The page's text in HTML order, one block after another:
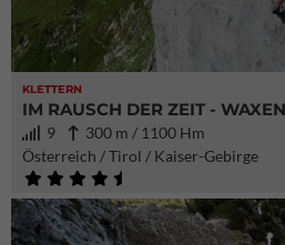
KLETTERN
IM RAUSCH DER ZEIT -
9
300 m / 1100 Hm
Österreich / Tirol / Kaiser-Gebirge